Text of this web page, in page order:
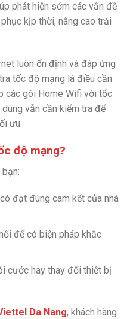
phát hiện sớm các vấn đề
kịp thời, nâng cao trải
luôn ổn định và đáp ứng
tốc độ mạng là điều cần
các gói Home Wifi với tốc
vẫn cần kiểm tra để
ưu.
độ mạng?
đạt đúng cam kết của nhà
để có biện pháp khắc
cước hay thay đổi thiết bị
Da Nang, khách hàng